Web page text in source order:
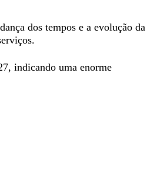
dos tempos e a evolução da
indicando uma enorme